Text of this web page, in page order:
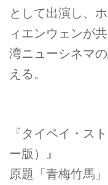
として出演し、
ィエンウェンが
湾ニューシネマ
える。
『タイペイ・ス
ー版）』
原題「青梅竹馬」